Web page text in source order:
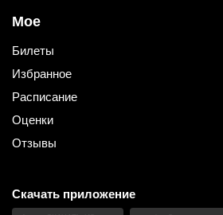
Мое
Билеты
Избранное
Расписание
Оценки
Отзывы
Скачать приложение